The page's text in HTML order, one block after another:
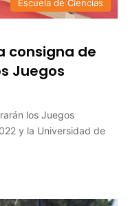
Escuela de Ciencias
consigna de
Juegos
los Juegos
y la Universidad de